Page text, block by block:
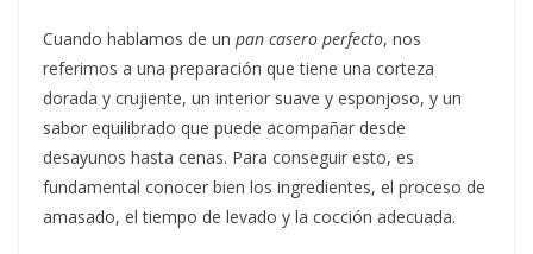
Cuando hablamos de un pan casero perfecto, nos
referimos a una preparación que tiene una corteza
dorada y crujiente, un interior suave y esponjoso, y un
sabor equilibrado que puede acompañar desde
desayunos hasta cenas. Para conseguir esto, es
fundamental conocer bien los ingredientes, el proceso de
amasado, el tiempo de levado y la cocción adecuada.